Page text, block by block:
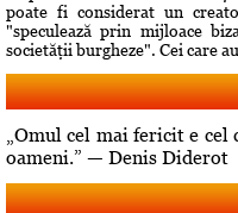
poate fi considerat un
"speculează prin mijloace
societăţii burgheze". Cei care
„Omul cel mai fericit e
oameni.” — Denis Diderot